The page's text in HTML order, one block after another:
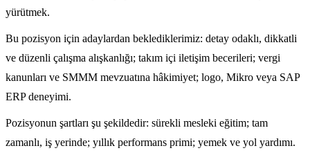
yürütmek.
Bu pozisyon için adaylardan beklediklerimiz: detay odaklı, dikkatli
ve düzenli çalışma alışkanlığı; takım içi iletişim becerileri; vergi
kanunları ve SMMM mevzuatına hâkimiyet; logo, Mikro veya SAP
ERP deneyimi.
Pozisyonun şartları şu şekildedir: sürekli mesleki eğitim; tam
zamanlı, iş yerinde; yıllık performans primi; yemek ve yol yardımı.